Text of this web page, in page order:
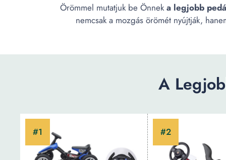
Örömmel mutatjuk be Önneka legjobb
nemcsak a mozgás örömét nyújtják,
A